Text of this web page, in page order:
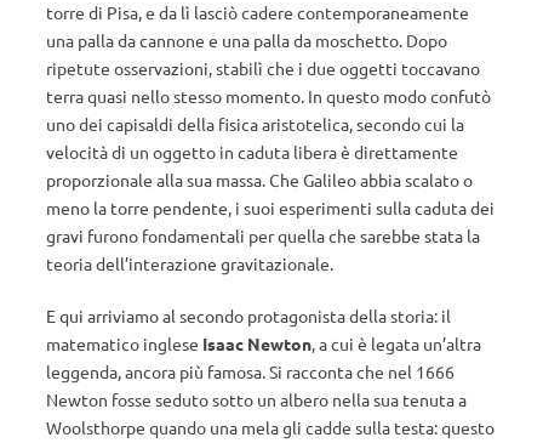
torre di Pisa, e da lì lasciò cadere contemporaneamente
una palla da cannone e una palla da moschetto. Dopo
ripetute osservazioni, stabilì che i due oggetti toccavano
terra quasi nello stesso momento. In questo modo confutò
uno dei capisaldi della fisica aristotelica, secondo cui la
velocità di un oggetto in caduta libera è direttamente
proporzionale alla sua massa. Che Galileo abbia scalato o
meno la torre pendente, i suoi esperimenti sulla caduta dei
gravi furono fondamentali per quella che sarebbe stata la
teoria dell’interazione gravitazionale.
E qui arriviamo al secondo protagonista della storia: il
matematico inglese Isaac Newton, a cui è legata un’altra
leggenda, ancora più famosa. Si racconta che nel 1666
Newton fosse seduto sotto un albero nella sua tenuta a
Woolsthorpe quando una mela gli cadde sulla testa: questo